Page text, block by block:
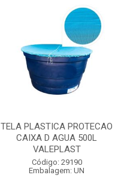
TELA PLASTICA PROTECAO
CAIXA D AGUA 500L
VALEPLAST
Código: 29190
Embalagem: UN